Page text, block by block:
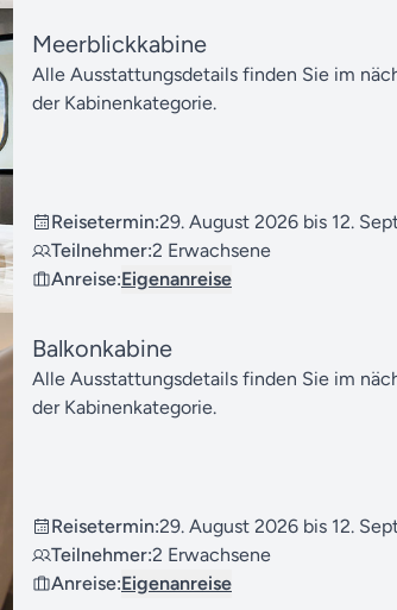
Meerblickkabine
Alle Ausstattungsdetails finden Sie im
der Kabinenkategorie.
Reisetermin:29. August 2026 bis 12.
Teilnehmer:2 Erwachsene
Anreise:Eigenanreise
Balkonkabine
Alle Ausstattungsdetails finden Sie im
der Kabinenkategorie.
Reisetermin:29. August 2026 bis 12.
Teilnehmer:2 Erwachsene
Anreise:Eigenanreise